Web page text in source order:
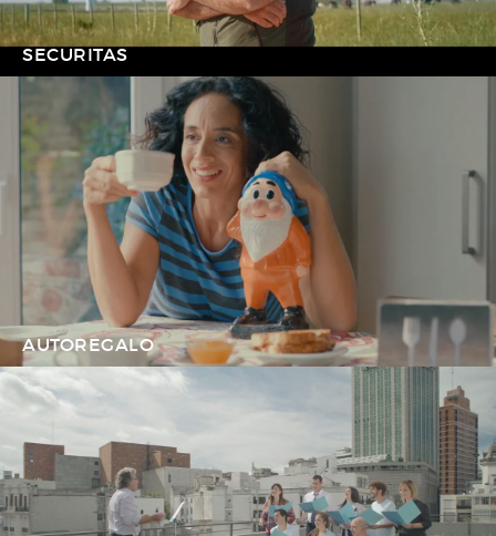
SECURITAS
AUTOREGALO